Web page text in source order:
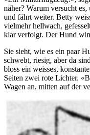
näher? Warum versucht
und fährt weiter. Betty
vielmehr hellwach,
klar verfolgt. Der Hund
Sie sieht, wie es ein paar
schwebt, riesig, aber da
bloss ein weisses,
Seiten zwei rote Lichter.
Wagen an, mitten auf der